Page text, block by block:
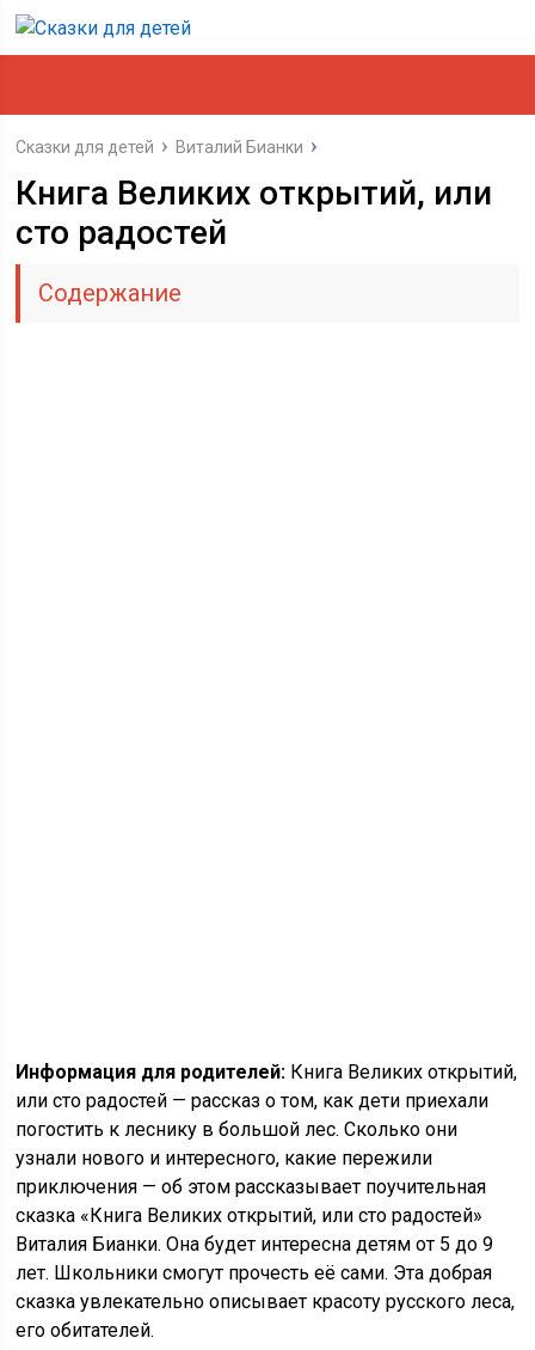
Сказки для детей Виталий Бианки
Книга Великих открытий, или
сто радостей
Содержание
Информация для родителей: Книга Великих открытий,
или сто радостей — рассказ о том, как дети приехали
погостить к леснику в большой лес. Сколько они
узнали нового и интересного, какие пережили
приключения — об этом рассказывает поучительная
сказка «Книга Великих открытий, или сто радостей»
Виталия Бианки. Она будет интересна детям от 5 до 9
лет. Школьники смогут прочесть её сами. Эта добрая
сказка увлекательно описывает красоту русского леса,
его обитателей.